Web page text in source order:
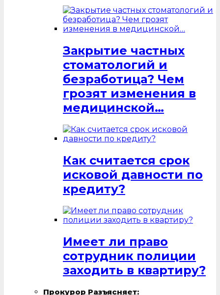
Закрытие частных
стоматологий и
безработица? Чем
грозят изменения в
медицинской…
Как считается срок
исковой давности по
кредиту?
Имеет ли право
сотрудник полиции
заходить в квартиру?
Прокурор Разъясняет: